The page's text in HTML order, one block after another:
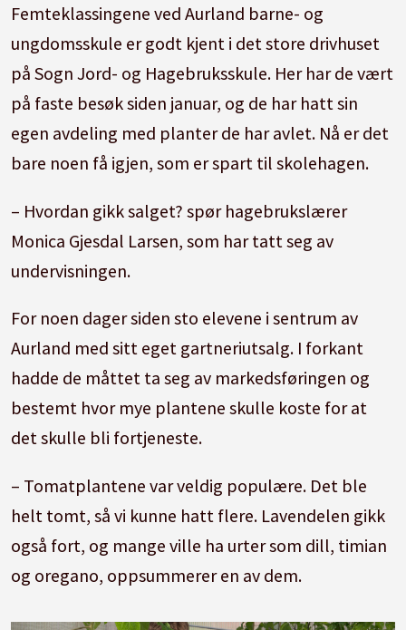
Femteklassingene ved Aurland barne- og
ungdomsskule er godt kjent i det store drivhuset
på Sogn Jord- og Hagebruksskule. Her har de vært
på faste besøk siden januar, og de har hatt sin
egen avdeling med planter de har avlet. Nå er det
bare noen få igjen, som er spart til skolehagen.
– Hvordan gikk salget? spør hagebrukslærer
Monica Gjesdal Larsen, som har tatt seg av
undervisningen.
For noen dager siden sto elevene i sentrum av
Aurland med sitt eget gartneriutsalg. I forkant
hadde de måttet ta seg av markedsføringen og
bestemt hvor mye plantene skulle koste for at
det skulle bli fortjeneste.
– Tomatplantene var veldig populære. Det ble
helt tomt, så vi kunne hatt flere. Lavendelen gikk
også fort, og mange ville ha urter som dill, timian
og oregano, oppsummerer en av dem.